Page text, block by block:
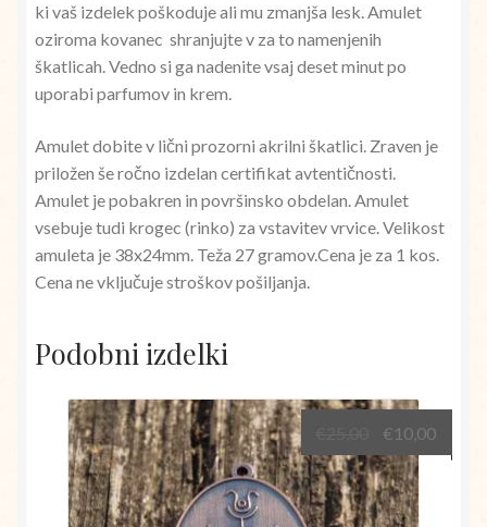
ki vaš izdelek poškoduje ali mu zmanjša lesk. Amulet
oziroma kovanec shranjujte v za to namenjenih
škatlicah. Vedno si ga nadenite vsaj deset minut po
uporabi parfumov in krem.
Amulet dobite v lični prozorni akrilni škatlici. Zraven je
priložen še ročno izdelan certifikat avtentičnosti.
Amulet je pobakren in površinsko obdelan. Amulet
vsebuje tudi krogec (rinko) za vstavitev vrvice. Velikost
amuleta je 38x24mm. Teža 27 gramov.Cena je za 1 kos.
Cena ne vključuje stroškov pošiljanja.
Podobni izdelki
Izvirna
cena
je
bila:
€10,00
cena